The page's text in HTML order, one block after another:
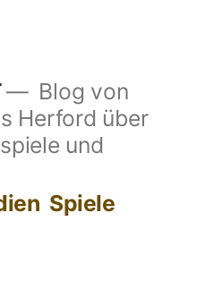
Blog von
Herford über
und
Spiele